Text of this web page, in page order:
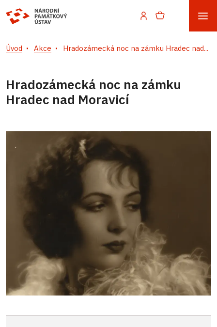
Úvod Akce Hradozámecká noc na zámku Hradec nad...
Hradozámecká noc na zámku
Hradec nad Moravicí